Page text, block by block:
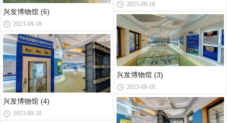
兴发博物馆 (6)
2023-09-18
兴发博物馆 (4)
2023-09-18
2023-09-18
兴发博物馆 (3)
2023-09-18